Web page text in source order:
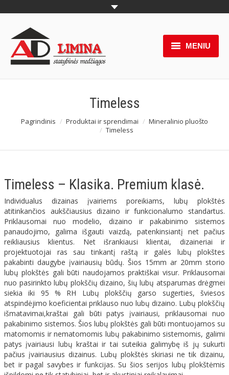
MENIU
Produktai
Funkcijos
Atsisiuntimui
Apie mus
Kontaktai
Timeless
You are here:
Pagrindinis Produktai ir sprendimai
Mineralinio pluošto
Timeless
Timeless – Klasika. Premium klasė.
Individualus dizainas įvairiems poreikiams, lubų plokštės
atitinkančios aukščiausius dizaino ir funkcionalumo standartus.
Priklausomai nuo modelio, dizaino ir pakabinimo sistemos
panaudojimo, galima išgauti vaizdą, patenkinsiantį net pačius
reikliausius klientus. Net išrankiausi klientai, dizaineriai ir
projektuotojai ras sau tinkantį raštą ir galės lubų plokštes
pakabinti daugybe įvairiausių būdų. Šios 15mm ar 20mm storio
lubų plokštės gali būti naudojamos praktiškai visur. Priklausomai
nuo pasirinkto lubų plokščių dizaino, šių lubų atsparumas drėgmei
siekia iki 95 % RH Lubų plokščių garso sugerties, šviesos
atspindėjimo koeficientai priklauso nuo lubų dizaino. Lubų plokščių
išmatavimai,kraštai gali būti patys įvairiausi, priklausomai nuo
pakabinimo sistemos. Šios lubų plokštės gali būti montuojamos su
matomomis ir nematomomis lubų pakabinimo sistemomis, galimi
patys įvairiausi lubų kraštai ir tai suteikia galimybę iš jų sukurti
pačius įvairiausius dizainus. Lubų plokštės skiriasi ne tik dizainu,
bet ir pagal savybes ir funkcijas. Su šios serijos lubų plokštėmis